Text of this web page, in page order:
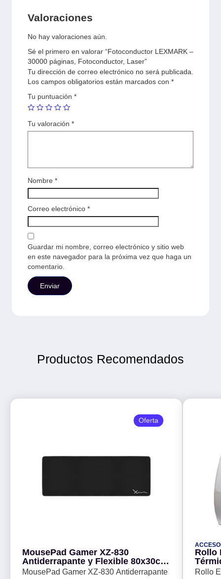
Valoraciones
No hay valoraciones aún.
Sé el primero en valorar “Fotoconductor LEXMARK –
30000 páginas, Fotoconductor, Laser”
Tu dirección de correo electrónico no será publicada.
Los campos obligatorios están marcados con *
Tu puntuación *
Tu valoración *
Nombre *
Correo electrónico *
Guardar mi nombre, correo electrónico y sitio web
en este navegador para la próxima vez que haga un
comentario.
Productos Recomendados
MousePad Gamer XZ-830
Antiderrapante y Flexible 80x30cm
Negro - XZPEMP1B
MousePad Gamer XZ-830 Antiderrapante
Oferta
Rollo
Rollo Etiqueta